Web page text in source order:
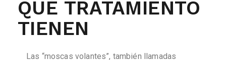
QUÉ TRATAMIENTO
TIENEN
Las “moscas volantes”, también llamadas